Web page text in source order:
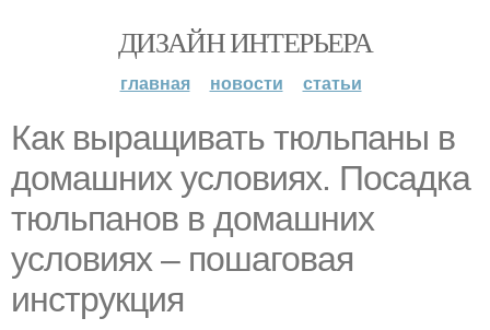
ДИЗАЙН ИНТЕРЬЕРА
главная новости статьи
Как выращивать тюльпаны в
домашних условиях. Посадка
тюльпанов в домашних
условиях – пошаговая
инструкция